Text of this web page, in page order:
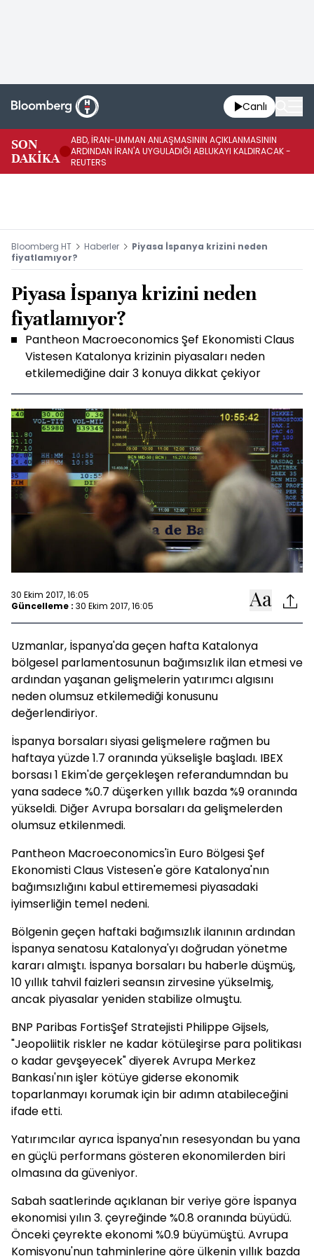
Canlı
SON
DAKİKA
ABD, İRAN-UMMAN ANLAŞMASININ AÇIKLANMASININ
ARDINDAN İRAN'A UYGULADIĞI ABLUKAYI KALDIRACAK -
REUTERS
Bloomberg HT Haberler
Piyasa İspanya krizini neden
fiyatlamıyor?
Piyasa İspanya krizini neden
fiyatlamıyor?
Pantheon Macroeconomics Şef Ekonomisti Claus
Vistesen Katalonya krizinin piyasaları neden
etkilemediğine dair 3 konuya dikkat çekiyor
30 Ekim 2017, 16:05
Güncelleme : 30 Ekim 2017, 16:05
Uzmanlar, İspanya'da geçen hafta Katalonya
bölgesel parlamentosunun bağımsızlık ilan etmesi ve
ardından yaşanan gelişmelerin yatırımcı algısını
neden olumsuz etkilemediği konusunu
değerlendiriyor.
İspanya borsaları siyasi gelişmelere rağmen bu
haftaya yüzde 1.7 oranında yükselişle başladı. IBEX
borsası 1 Ekim'de gerçekleşen referandumndan bu
yana sadece %0.7 düşerken yıllık bazda %9 oranında
yükseldi. Diğer Avrupa borsaları da gelişmelerden
olumsuz etkilenmedi.
Pantheon Macroeconomics'in Euro Bölgesi Şef
Ekonomisti Claus Vistesen'e göre Katalonya'nın
bağımsızlığını kabul ettirememesi piyasadaki
iyimserliğin temel nedeni.
Bölgenin geçen haftaki bağımsızlık ilanının ardından
İspanya senatosu Katalonya'yı doğrudan yönetme
kararı almıştı. İspanya borsaları bu haberle düşmüş,
10 yıllık tahvil faizleri seansın zirvesine yükselmiş,
ancak piyasalar yeniden stabilize olmuştu.
BNP Paribas FortisŞef Stratejisti Philippe Gijsels,
"Jeopoliitik riskler ne kadar kötüleşirse para politikası
o kadar gevşeyecek" diyerek Avrupa Merkez
Bankası'nın işler kötüye giderse ekonomik
toparlanmayı korumak için bir adımn atabileceğini
ifade etti.
Yatırımcılar ayrıca İspanya'nın resesyondan bu yana
en güçlü performans gösteren ekonomilerden biri
olmasına da güveniyor.
Sabah saatlerinde açıklanan bir veriye göre İspanya
ekonomisi yılın 3. çeyreğinde %0.8 oranında büyüdü.
Önceki çeyrekte ekonomi %0.9 büyümüştü. Avrupa
Komisyonu'nun tahminlerine göre ülkenin yıllık bazda